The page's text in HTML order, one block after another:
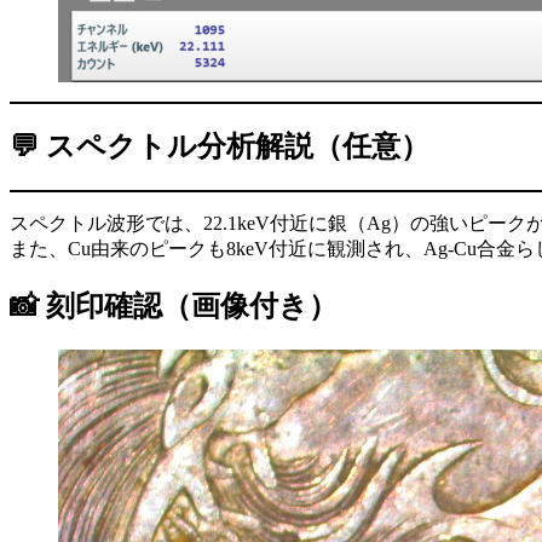
💬 スペクトル分析解説（任意）
スペクトル波形では、22.1keV付近に銀（Ag）の強いピー
また、Cu由来のピークも8keV付近に観測され、Ag-Cu合金
📸 刻印確認（画像付き）